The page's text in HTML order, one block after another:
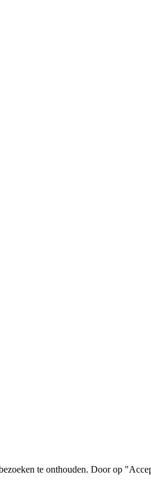
te onthouden. Door op